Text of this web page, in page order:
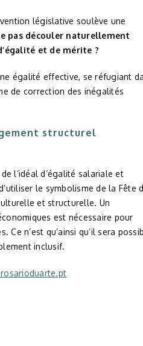
législative soulève une
pas découler naturellement
et de mérite ?
égalité effective, se réfugiant
de correction des inégalités
structurel
l’idéal d’égalité salariale et
le symbolisme de la Fête
et structurelle. Un
est nécessaire pour
n’est qu’ainsi qu’il sera
inclusif.